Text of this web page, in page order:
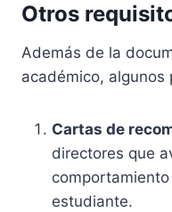
Otros
Además de la
académico, algunos
Cartas de
directores que
estudiante.